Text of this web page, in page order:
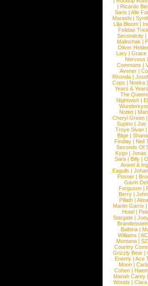
| Ricardo
Saris | Alle
Marashi |
Lilja Bloom |
Felidae Trick
Secondcity |
Malinchak |
Oliver
Lary | Grace
Nervous
Commons |
Avener |
Rhonda |
Cops | Nneka |
Years & Years
The
Nightwish |
Nottet |
Cheryl Green
Supino |Joe
Troye Sivan |
Blige |
Findlay |Neil
Seconds Of
Kygo |Jonas
Sara |Billy |
Axwel &
Eagulls |
Posner |
Gavin
Ferguson |
Berry |
Pillath |Alma
Martin Garrix |
Hotel |
Stargate |
Brandenstein
Balbina |
Williams |
Montana |
Country
Grizzly Bear |
Enemy | Ace
Moon |
Cohen |
Mariah Carey |
Woods |